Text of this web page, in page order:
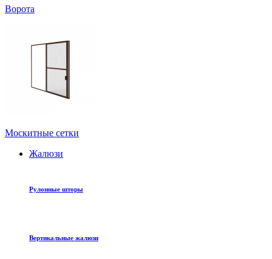
Ворота
Москитные сетки
Жалюзи
Рулонные шторы
Вертикальные жалюзи